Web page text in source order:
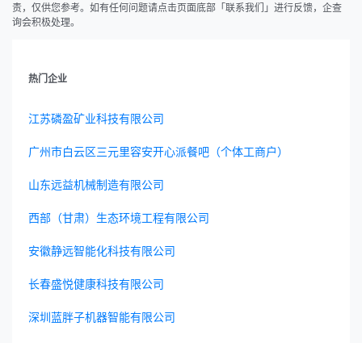
责，仅供您参考。如有任何问题请点击页面底部「联系我们」进行反馈，企查
询会积极处理。
热门企业
江苏磷盈矿业科技有限公司
广州市白云区三元里容安开心派餐吧（个体工商户）
山东远益机械制造有限公司
西部（甘肃）生态环境工程有限公司
安徽静远智能化科技有限公司
长春盛悦健康科技有限公司
深圳蓝胖子机器智能有限公司